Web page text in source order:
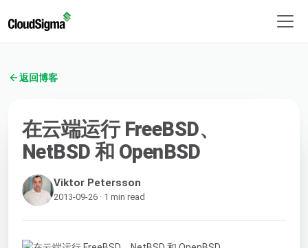
返回博客
在云端运行 FreeBSD、
NetBSD 和 OpenBSD
Viktor Petersson
2013-09-26 · 1 min read